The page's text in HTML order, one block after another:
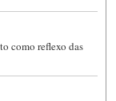
como reflexo das